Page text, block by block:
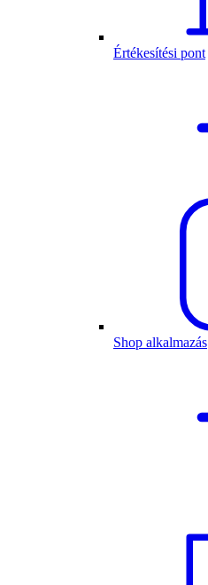
Értékesítési pont
Shop alkalmazás